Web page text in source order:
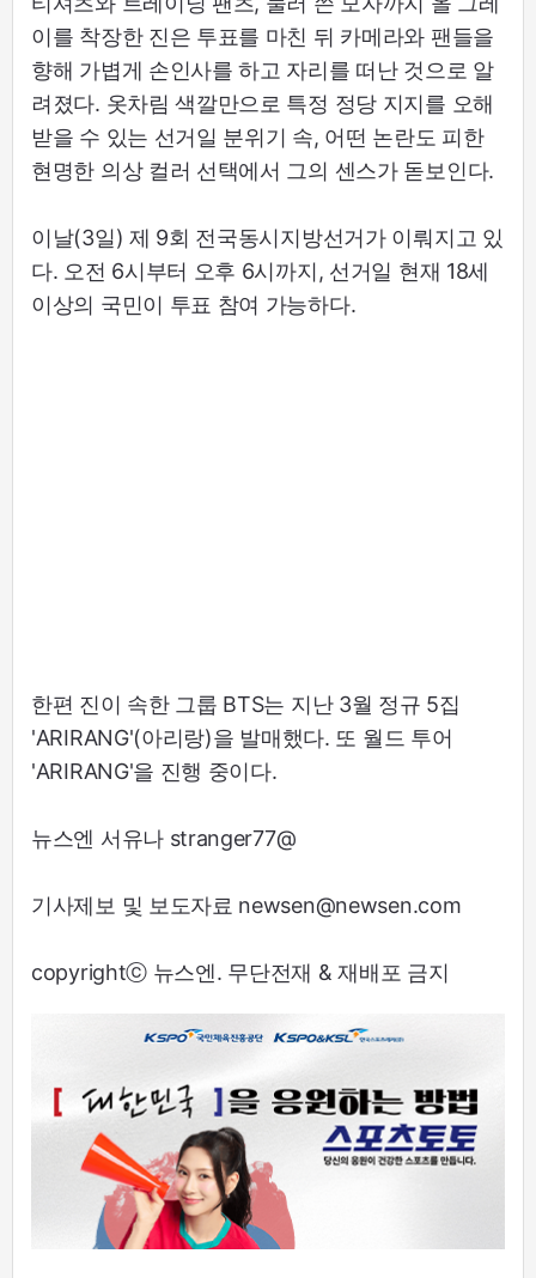
이를 착장한 진은 투표를 마친 뒤 카메라와 팬들을
향해 가볍게 손인사를 하고 자리를 떠난 것으로 알
려졌다. 옷차림 색깔만으로 특정 정당 지지를 오해
받을 수 있는 선거일 분위기 속, 어떤 논란도 피한
현명한 의상 컬러 선택에서 그의 센스가 돋보인다.
이날(3일) 제 9회 전국동시지방선거가 이뤄지고 있
다. 오전 6시부터 오후 6시까지, 선거일 현재 18세
이상의 국민이 투표 참여 가능하다.
한편 진이 속한 그룹 BTS는 지난 3월 정규 5집
'ARIRANG'(아리랑)을 발매했다. 또 월드 투어
'ARIRANG'을 진행 중이다.
뉴스엔 서유나 stranger77@
기사제보 및 보도자료 newsen@newsen.com
copyrightⓒ 뉴스엔. 무단전재 & 재배포 금지